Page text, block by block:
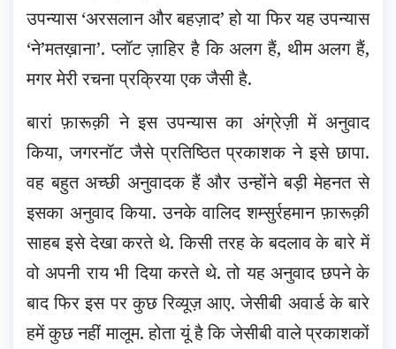
उपन्यास ‘अरसलान और बहज़ाद’ हो या फिर यह उपन्यास
‘ने’मतख़ाना’. प्लॉट ज़ाहिर है कि अलग हैं, थीम अलग हैं,
मगर मेरी रचना प्रक्रिया एक जैसी है.
बारां फ़ारूक़ी ने इस उपन्यास का अंग्रेज़ी में अनुवाद
किया, जगरनॉट जैसे प्रतिष्ठित प्रकाशक ने इसे छापा.
वह बहुत अच्छी अनुवादक हैं और उन्होंने बड़ी मेहनत से
इसका अनुवाद किया. उनके वालिद शम्सुर्रहमान फ़ारूक़ी
साहब इसे देखा करते थे. किसी तरह के बदलाव के बारे में
वो अपनी राय भी दिया करते थे. तो यह अनुवाद छपने के
बाद फिर इस पर कुछ रिव्यूज़ आए. जेसीबी अवार्ड के बारे
हमें कुछ नहीं मालूम. होता यूं है कि जेसीबी वाले प्रकाशकों